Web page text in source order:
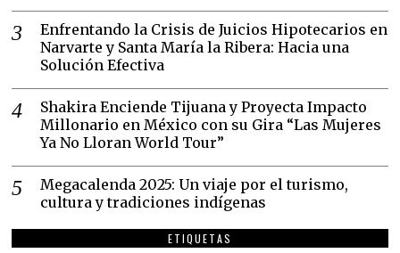
Enfrentando la Crisis de Juicios Hipotecarios en
Narvarte y Santa María la Ribera: Hacia una
Solución Efectiva
Shakira Enciende Tijuana y Proyecta Impacto
Millonario en México con su Gira “Las Mujeres
Ya No Lloran World Tour”
Megacalenda 2025: Un viaje por el turismo,
cultura y tradiciones indígenas
ETIQUETAS